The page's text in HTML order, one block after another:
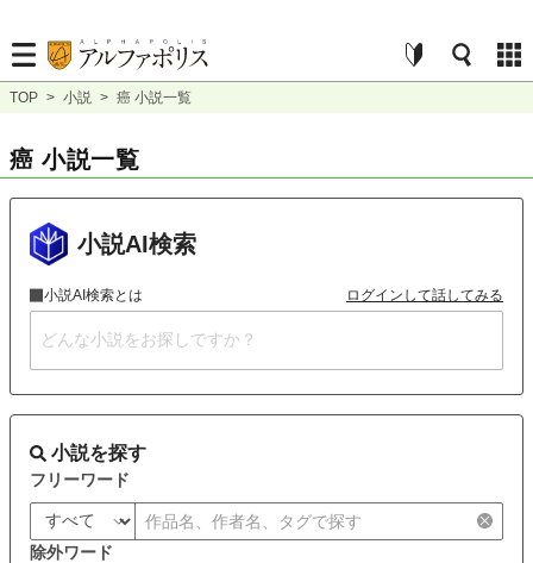
TOP > 小説 > 癌 小説一覧
癌 小説一覧
小説AI検索
小説AI検索とは ログインして話してみる
小説を探す
フリーワード
除外ワード